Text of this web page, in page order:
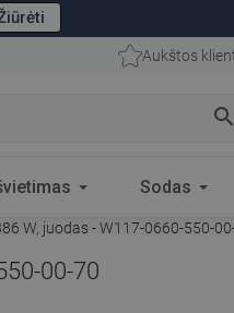
Aukštos
search
Sodas
W, juodas - W117-0660-550-
00-70